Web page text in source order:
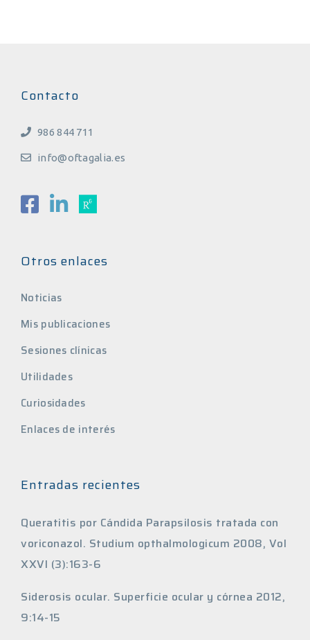
Contacto
986 844 711
info@oftagalia.es
Otros enlaces
Noticias
Mis publicaciones
Sesiones clínicas
Utilidades
Curiosidades
Enlaces de interés
Entradas recientes
Queratitis por Cándida Parapsilosis tratada con
voriconazol. Studium opthalmologicum 2008, Vol
XXVI (3):163-6
Siderosis ocular. Superficie ocular y córnea 2012,
9:14-15